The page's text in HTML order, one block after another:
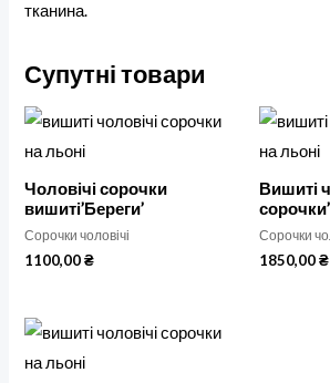
тканина.
Супутні товари
Чоловічі сорочки
вишиті’Береги’
Сорочки чоловічі
1100,00₴
Вишиті
Сорочки
1850,00₴